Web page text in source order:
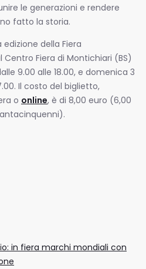
le generazioni e rendere
fatto la storia.
della Fiera
Centro Fiera di Montichiari (BS)
9.00 alle 18.00, e domenica 3
Il costo del biglietto,
o online, è di 8,00 euro (6,00
in fiera marchi mondiali con